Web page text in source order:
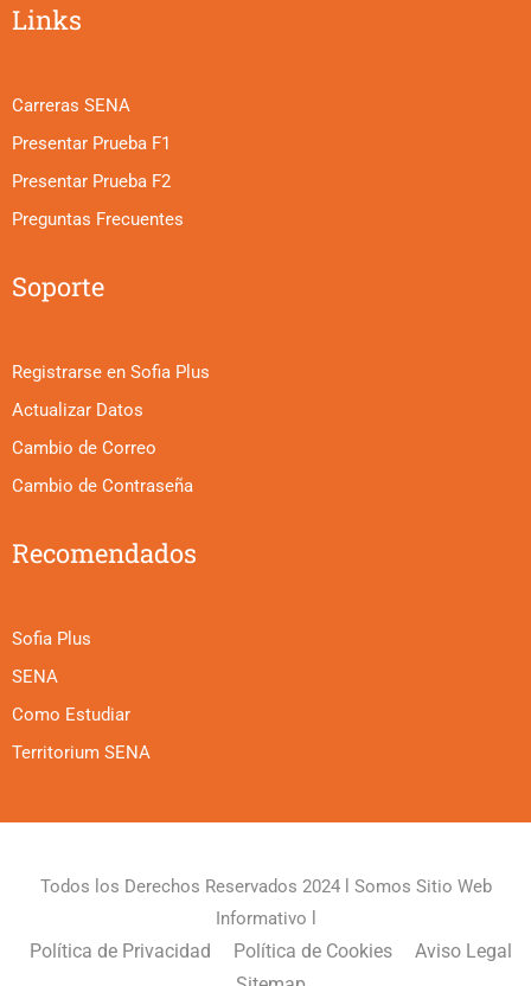
Links
Carreras SENA
Presentar Prueba F1
Presentar Prueba F2
Preguntas Frecuentes
Soporte
Registrarse en Sofia Plus
Actualizar Datos
Cambio de Correo
Cambio de Contraseña
Recomendados
Sofia Plus
SENA
Como Estudiar
Territorium SENA
Todos los Derechos Reservados 2024 l Somos Sitio Web
Informativo l
Política de Privacidad Política de Cookies
Aviso Legal